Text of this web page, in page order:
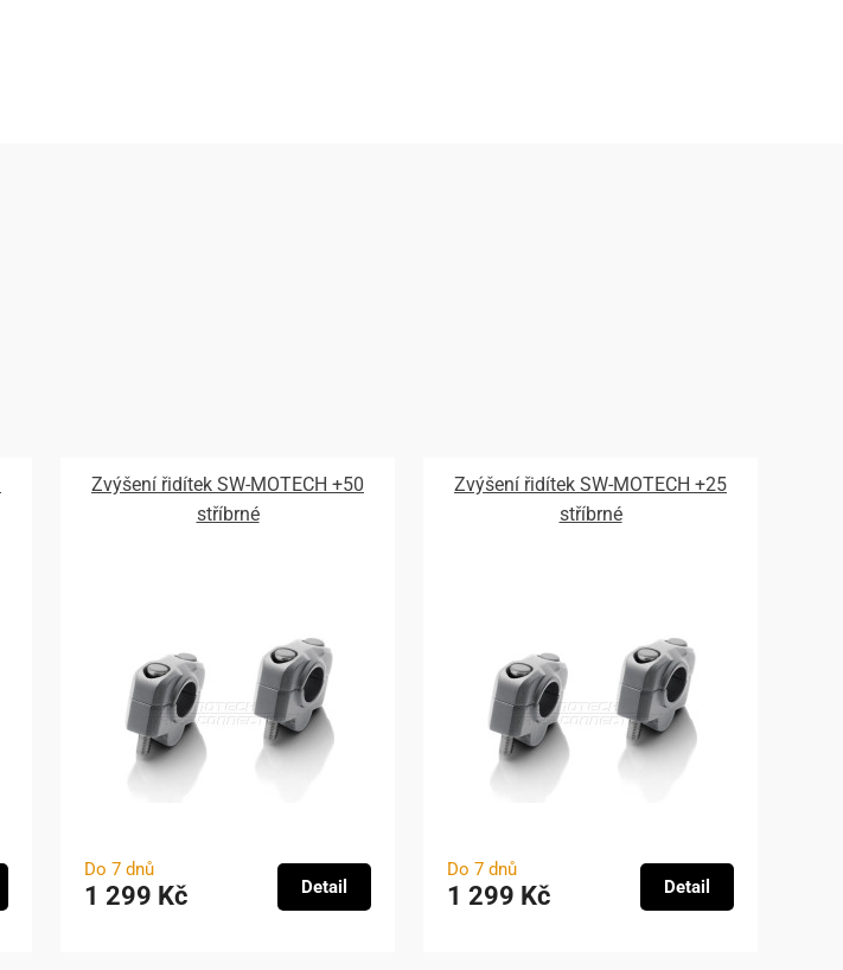
Zvýšení řidítek SW-MOTECH +50
stříbrné
Do 7 dnů
1 299 Kč Detail
Zvýšení řidítek SW-MOTECH +25
stříbrné
Do 7 dnů
1 299 Kč Detail